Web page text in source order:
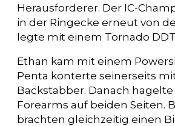
Herausforderer. Der IC-
in der Ringecke erneut von
legte mit einem Tornado
Ethan kam mit einem
Penta konterte seinerseits
Backstabber. Danach hagelte
Forearms auf beiden Seiten.
brachten gleichzeitig einen